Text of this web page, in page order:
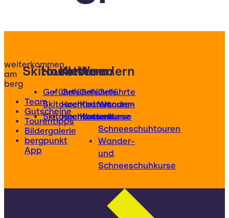
weiterkommen
am
berg
Team
Gutscheine
Tourentipps
Bildergalerie
bergpunkt
App
Skitouren
Geführte
Skitouren
Skitourenkurse
Hochtouren
Geführte
Hochtouren
Hochtourenkurse
Klettern
Geführte
Klettertouren
Kletterkurse
Wandern
Geführte
Wander-
und
Schneeschuhtouren
Wander-
und
Schneeschuhkurse